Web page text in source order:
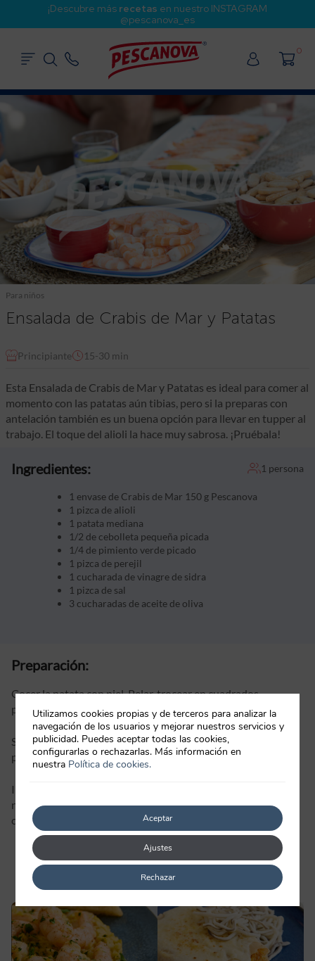
¡Descubre más recetas en nuestro INSTAGRAM
@pescanova_es
0
Para niños
Ensalada de Crabis de Mar y Patatas
Principiante 15-30 min
Esta Ensalada de Crabis de Mar y Patatas es ideal para comer al
momento con las patatas aún tibias, pero si la preparas con
antelación también es un buena opción para llevar en tupper al
trabajo. El toque del alioli la hace muy sabrosa. ¡Pruébala!
Ingredientes: 1 persona
1 envase de Crabis de Mar 150 g Pescanova
1 pizca de alioli
1 patata mediana
1/2 de cebolleta pequeña picada
1/4 de pimiento verde picado
1 pizca de perejil
1 cucharada de vinagre de sidra
1 pizca de sal
3 cucharadas de aceite de oliva
Preparación:
Cocer la patata con piel. Pelar, trocear en cuadrados
pequeños y poner en un bol.
Sin dejar que se enfríe poner sobre ella la cebolleta, el
pimiento, la salsa alioli. Remover.
Incorporar el aceite, el vinagre, el perejil y la sal. Remover de
nuevo, agregar losCrabis de Mar Pescanovay listo para
comer.
RECETAS SIMILARES
Utilizamos cookies propias y de terceros para analizar la
navegación de los usuarios y mejorar nuestros servicios y
publicidad. Puedes aceptar todas las cookies,
configurarlas o rechazarlas. Más información en
nuestra Política de cookies.
Aceptar
Rechazar
Ajustes